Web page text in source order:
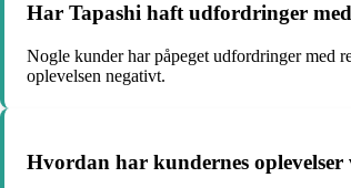
Har Tapashi haft udfordringer
Nogle kunder har påpeget udfordringer med
oplevelsen negativt.
Hvordan har kundernes